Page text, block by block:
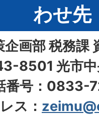
わせ先
企画部 税務課
8501 光市中
番号：0833-
ス：